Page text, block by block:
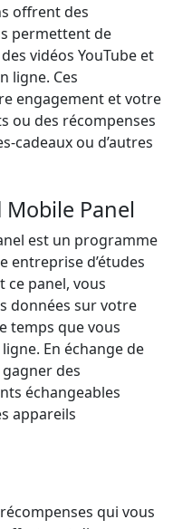
offrent des
permettent de
vidéos YouTube et
ligne. Ces
engagement et votre
ou des récompenses
cadeaux ou d’autres
Panel
est un programme
entreprise d’études
ce panel, vous
données sur votre
temps que vous
En échange de
des
échangeables
appareils
qui vous